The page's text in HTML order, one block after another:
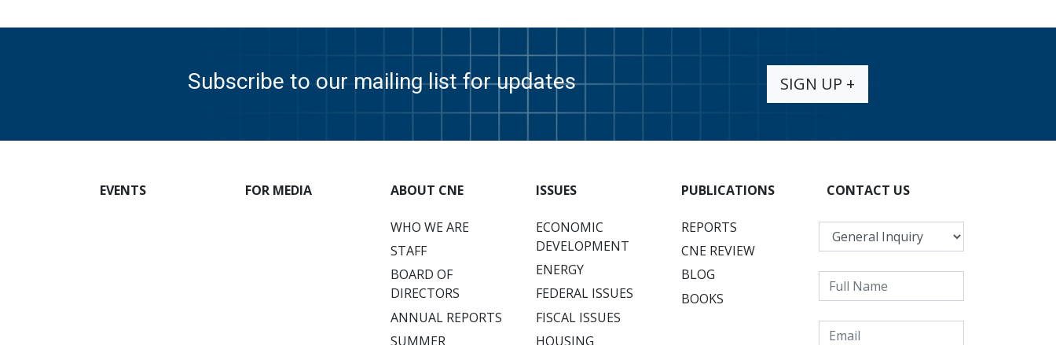
Subscribe to our mailing list for updates SIGN UP +
EVENTS FOR MEDIA ABOUT CNE
WHO WE ARE
STAFF
BOARD OF
DIRECTORS
ANNUAL REPORTS
SUMMER
ISSUES
ECONOMIC
DEVELOPMENT
ENERGY
FEDERAL ISSUES
FISCAL ISSUES
HOUSING
PUBLICATIONS
REPORTS
CNE REVIEW
BLOG
BOOKS
CONTACT US